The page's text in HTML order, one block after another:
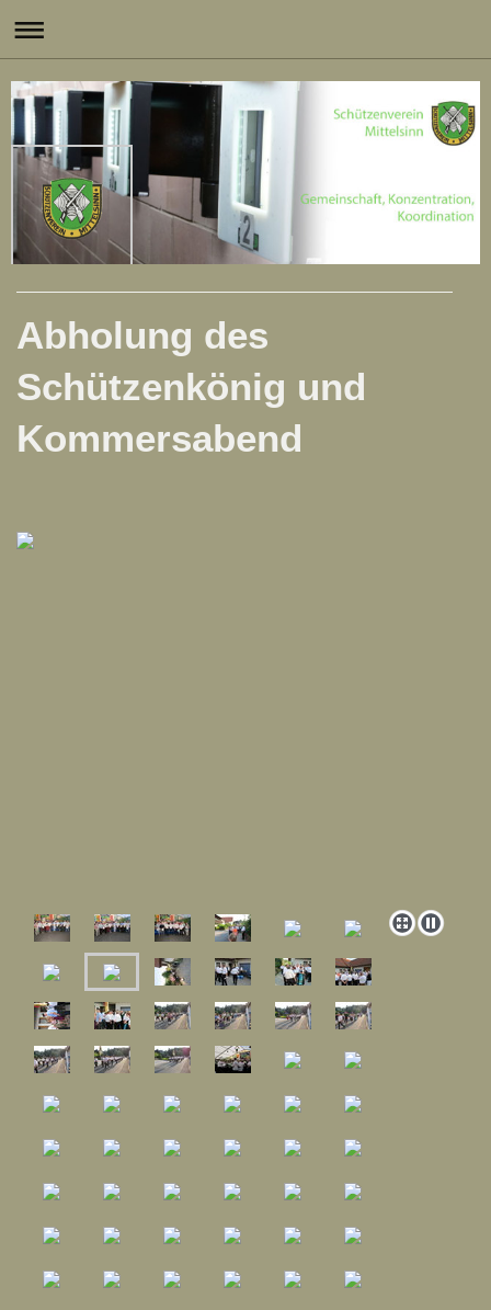
Abholung des
Schützenkönig und
Kommersabend